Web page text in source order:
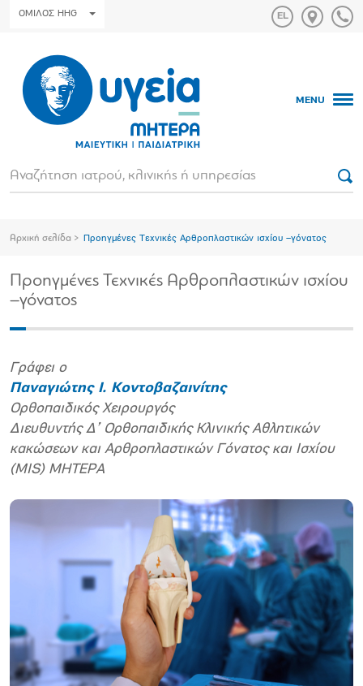
ΟΜΙΛΟΣ HHG
MENU
Αρχική σελίδα Προηγμένες Τεχνικές Αρθροπλαστικών ισχίου –γόνατος
Προηγμένες Τεχνικές Αρθροπλαστικών ισχίου
–γόνατος
Γράφει ο
Παναγιώτης Ι. Κοντοβαζαινίτης
Ορθοπαιδικός Χειρουργός
Διευθυντής Δ’ Ορθοπαιδικής Κλινικής Αθλητικών
κακώσεων και Αρθροπλαστικών Γόνατος και Ισχίου
(MIS) ΜΗΤΕΡΑ